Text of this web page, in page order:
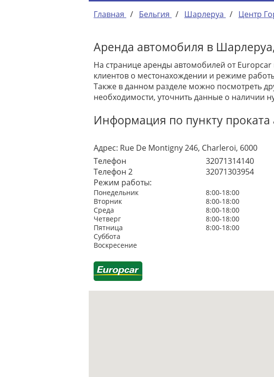
Главная / Бельгия / Шарлеруа / Центр
Аренда автомобиля в
На странице аренды автомобилей от
клиентов о местонахождении и режиме
Также в данном разделе можно посмотреть
необходимости, уточнить данные о наличии
Информация по пункту
Адрес: Rue De Montigny 246, Charleroi, 6000
Телефон
32071314140
Телефон 2
32071303954
Режим работы:
Понедельник
8:00-18:00
Вторник
8:00-18:00
Среда
8:00-18:00
Четверг
8:00-18:00
Пятница
8:00-18:00
Суббота
Воскресение